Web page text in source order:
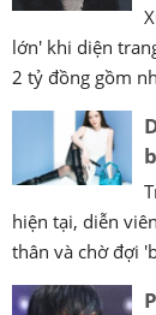
lớn' khi diện
2 tỷ đồng gồm
hiện tại, diễn
thân và chờ đợi